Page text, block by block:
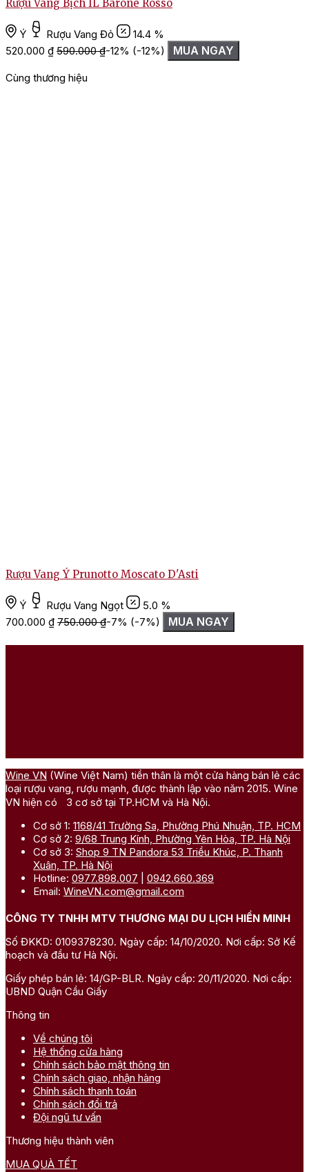
Rượu Vang Bịch IL Barone Rosso
Ý Rượu Vang Đỏ
14.4 %
520.000 ₫ 590.000₫-12% (-12%) MUA NGAY
Cùng thương hiệu
Rượu Vang Ý Prunotto Moscato D'Asti
Ý Rượu Vang Ngọt
5.0 %
700.000 ₫ 750.000₫-7% (-7%) MUA NGAY
Wine VN (Wine Việt Nam) tiền thân là một cửa hàng bán lẻ các
loại rượu vang, rượu mạnh, được thành lập vào năm 2015. Wine
VN hiện có 3 cơ sở tại TP.HCM và Hà Nội.
Cơ sở 1: 1168/41 Trường Sa, Phường Phú Nhuận, TP. HCM
Cơ sở 2: 9/68 Trung Kính, Phường Yên Hòa, TP. Hà Nội
Cơ sở 3: Shop 9 TN Pandora 53 Triều Khúc, P. Thanh
Xuân, TP. Hà Nội
Hotline: 0977.898.007
0942.660.369
Email: WineVN.com@gmail.com
CÔNG TY TNHH MTV THƯƠNG MẠI DU LỊCH HIỀN MINH
Số ĐKKD: 0109378230. Ngày cấp: 14/10/2020. Nơi cấp: Sở Kế
hoạch và đầu tư Hà Nội.
Giấy phép bán lẻ: 14/GP-BLR. Ngày cấp: 20/11/2020. Nơi cấp:
UBND Quận Cầu Giấy
Thông tin
Về chúng tôi
Hệ thống cửa hàng
Chính sách bảo mật thông tin
Chính sách giao, nhận hàng
Chính sách thanh toán
Chính sách đổi trả
Đội ngũ tư vấn
Thương hiệu thành viên
MUA QUÀ TẾT